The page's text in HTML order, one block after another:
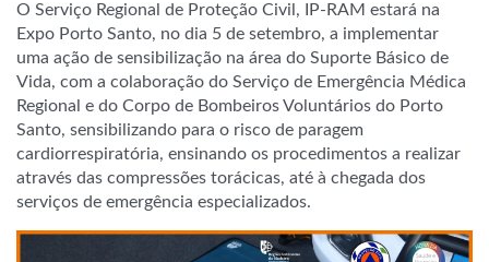
O Serviço Regional de Proteção Civil, IP-RAM estará na
Expo Porto Santo, no dia 5 de setembro, a implementar
uma ação de sensibilização na área do Suporte Básico de
Vida, com a colaboração do Serviço de Emergência Médica
Regional e do Corpo de Bombeiros Voluntários do Porto
Santo, sensibilizando para o risco de paragem
cardiorrespiratória, ensinando os procedimentos a realizar
através das compressões torácicas, até à chegada dos
serviços de emergência especializados.